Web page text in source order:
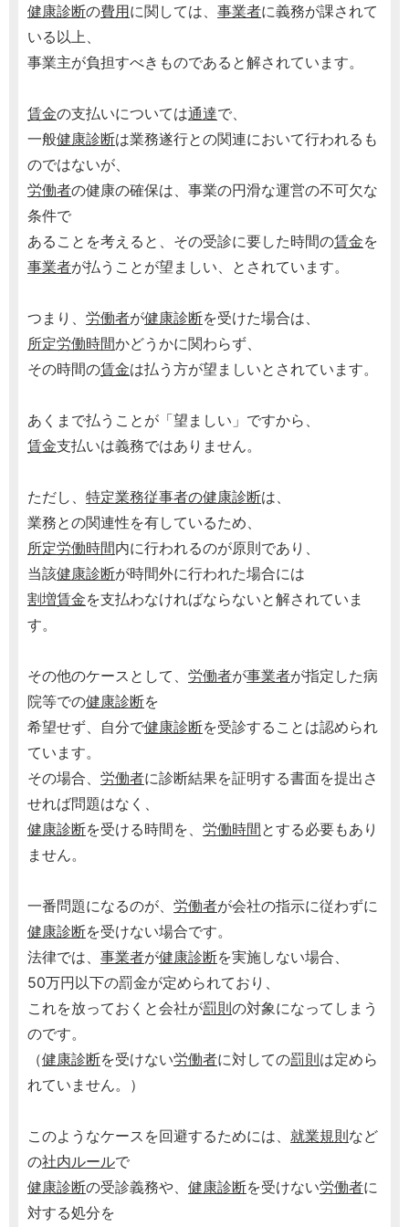
健康診断の費用に関しては、 事業者に義務が課されて
いる以上、
事業主が負担すべきものであると解されています。
賃金の支払いについては通達で、
一般健康診断は業務遂行との関連において行われるも
のではないが、
労働者の健康の確保は、事業の円滑な運営の不可欠な
条件で
あることを考えると、その受診に要した時間の賃金を
事業者が払うことが望ましい、とされています。
つまり、 労働者が健康診断を受けた場合は、
所定労働時間かどうかに関わらず、
その時間の賃金は払う方が望ましいとされています。
あくまで払うことが「望ましい」ですから、
賃金支払いは義務ではありません。
ただし、 特定業務従事者の健康診断は、
業務との関連性を有しているため、
所定労働時間内に行われるのが原則であり、
当該健康診断が時間外に行われた場合には
割増賃金を支払わなければならないと解されていま
す。
その他のケースとして、 労働者が事業者が指定した病
院等での健康診断を
希望せず、自分で健康診断を受診することは認められ
ています。
その場合、 労働者に診断結果を証明する書面を提出さ
せれば問題はなく、
健康診断を受ける時間を、 労働時間とする必要もあり
ません。
一番問題になるのが、 労働者が会社の指示に従わずに
健康診断を受けない場合です。
法律では、 事業者が健康診断を実施しない場合、
50万円以下の罰金が定められており、
これを放っておくと会社が罰則の対象になってしまう
のです。
（健康診断を受けない労働者に対しての罰則は定めら
れていません。）
このようなケースを回避するためには、 就業規則など
の社内ルールで
健康診断の受診義務や、 健康診断を受けない労働者に
対する処分を